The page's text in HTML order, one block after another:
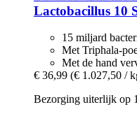
Lactobacillus 10
15 miljard
Met Triphala-
Met de hand
€ 36,99 (€ 1.027,50 /
Bezorging uiterlijk op